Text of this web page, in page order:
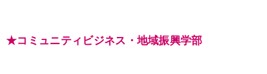
★コミュニティビジネス・地域振興学部